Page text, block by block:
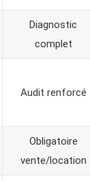
Diagnostic
complet
Audit renforcé
Obligatoire
vente/location